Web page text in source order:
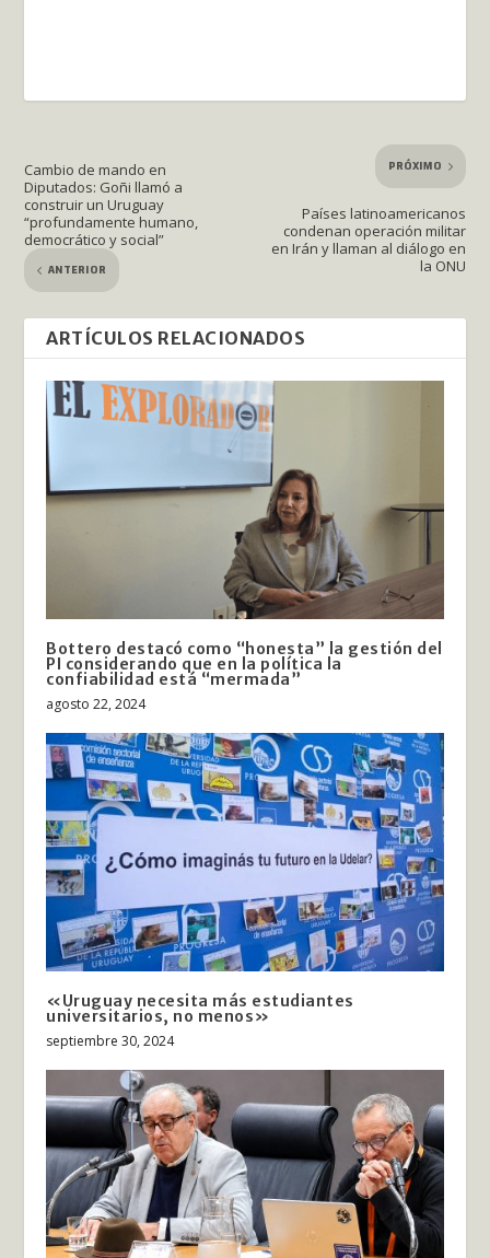
Cambio de mando en
Diputados: Goñi llamó a
construir un Uruguay
“profundamente humano,
democrático y social”
ANTERIOR
PRÓXIMO
Países latinoamericanos
condenan operación militar
en Irán y llaman al diálogo en
la ONU
ARTÍCULOS RELACIONADOS
Bottero destacó como “honesta” la gestión del
PI considerando que en la política la
confiabilidad está “mermada”
agosto 22, 2024
«Uruguay necesita más estudiantes
universitarios, no menos»
septiembre 30, 2024